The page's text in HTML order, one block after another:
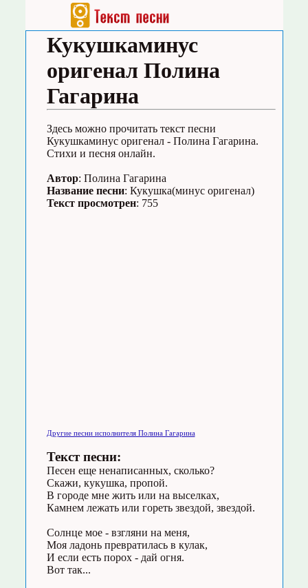
Кукушкаминус
оригенал Полина
Гагарина
Здесь можно прочитать текст песни
Кукушкаминус оригенал - Полина Гагарина.
Стихи и песня онлайн.
Автор: Полина Гагарина
Название песни: Кукушка(минус оригенал)
Текст просмотрен: 755
Другие песни исполнителя Полина Гагарина
Текст песни:
Песен еще ненаписанных, сколько?
Скажи, кукушка, пропой.
В городе мне жить или на выселках,
Камнем лежать или гореть звездой, звездой.
Солнце мое - взгляни на меня,
Моя ладонь превратилась в кулак,
И если есть порох - дай огня.
Вот так...